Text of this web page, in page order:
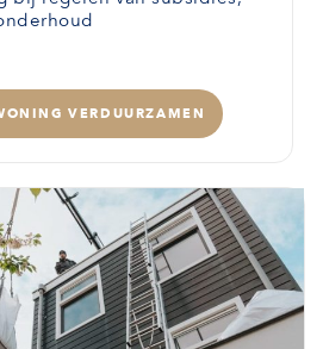
VERDUURZAMEN